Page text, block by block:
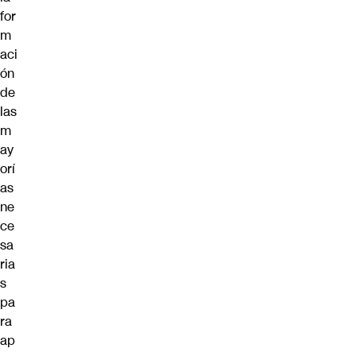
for
m
aci
ón
de
las
m
ay
orí
as
ne
ce
sa
ria
s
pa
ra
ap